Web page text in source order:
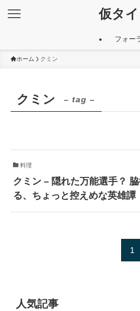
仮タ
フォー
ホーム クミン
人気記事
クミン – tag –
料理
クミン – 隠れた万能選手？
る、ちょっと控えめな英雄譚
1